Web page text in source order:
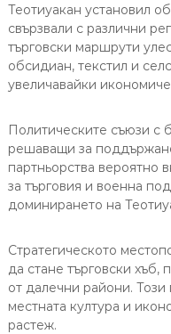
Теотиуакан установил
свързвали с различни
търговски маршрути
обсидиан, текстил и
увеличавайки
Политическите съюзи с
решаващи за
партньорства вероятно
за търговия и военна
доминирането на
Стратегическото
да стане търговски хъб,
от далечни райони.
местната култура и
растеж.